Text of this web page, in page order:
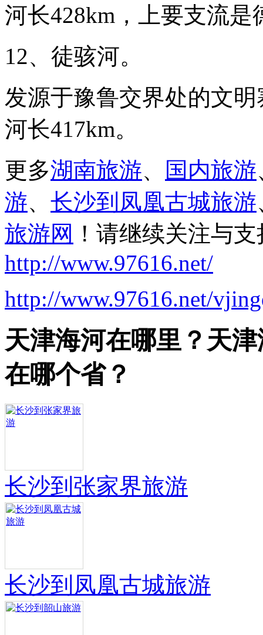
河长428km，上要支流是
12、徒骇河。
发源于豫鲁交界处的文
河长417km。
更多湖南旅游、 国内旅游
游、 长沙到凤凰古城旅游
旅游网 ！请继续关注与
http://www.97616.net/
http://www.97616.net/
天津海河在哪里？天
在哪个省？
长沙到张家界旅游
长沙到凤凰古城旅游